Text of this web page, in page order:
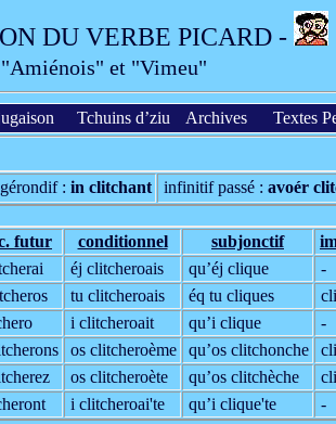
DU VERBE PICARD -
et "Vimeu"
Tchuins d’ziu Archives Textes
gérondif : in clitchant infinitif passé : avoér
futur condi­tionnel sub­jonctif
éj clitcheroais qu’éj clique
-
tu clitcheroais éq tu cliques
i clitcheroait qu’i clique
-
os clitcheroème qu’os clitchonche
os clitcheroète qu’os clitchèche
i clitcheroai'te qu’i clique'te -